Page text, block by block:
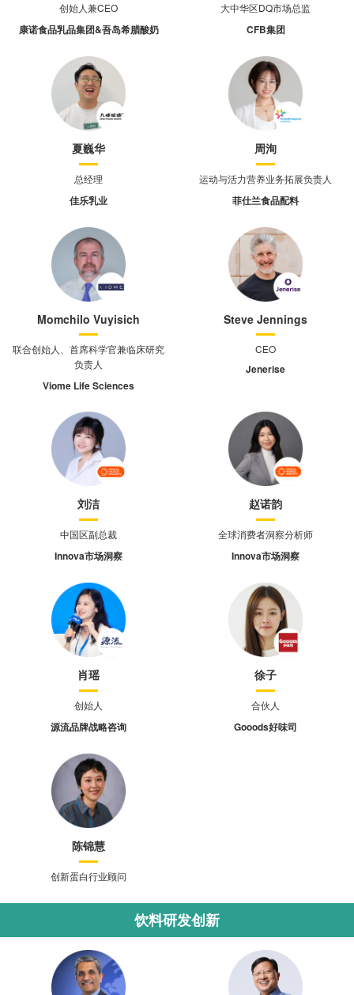
创始人兼CEO
康诺⻝品乳品集团&吾岛希腊酸奶
大中华区DQ市场总监
CFB集团
夏巍华
总经理
佳乐乳业
周洵
运动与活力营养业务拓展负责人
菲仕兰食品配料
Momchilo Vuyisich
联合创始人、首席科学官兼临床研究
负责人
Viome Life Sciences
Steve Jennings
CEO
Jenerise
刘洁
中国区副总裁
Innova市场洞察
赵诺韵
全球消费者洞察分析师
Innova市场洞察
肖瑶
创始人
源流品牌战略咨询
徐子
合伙人
Gooods好味司
陈锦慧
创新蛋白行业顾问
饮料研发创新